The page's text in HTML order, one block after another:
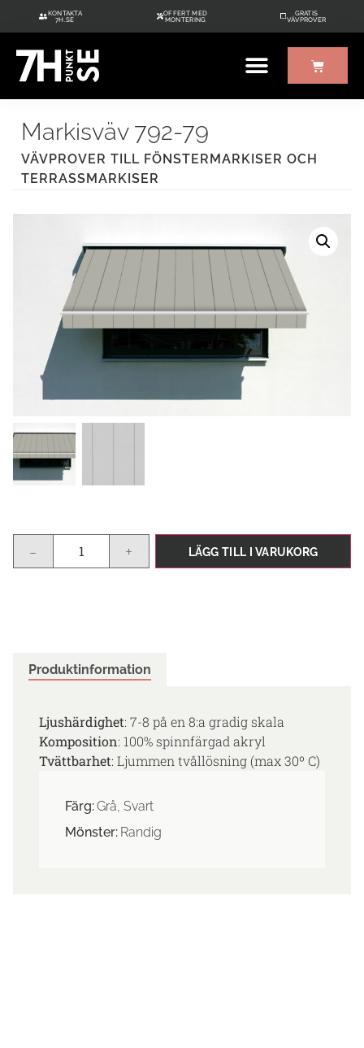
KONTAKTA
7H.SE
OFFERT MED
MONTERING
GRATIS
VÄVPROVER
Markisväv 792-79
VÄVPROVER TILL FÖNSTERMARKISER OCH
TERRASSMARKISER
- + LÄGG TILL I VARUKORG
Produktinformation
Ljushärdighet: 7-8 på en 8:a gradig skala
Komposition: 100% spinnfärgad akryl
Tvättbarhet: Ljummen tvållösning (max 30º C)
Färg:Grå, Svart
Mönster: Randig